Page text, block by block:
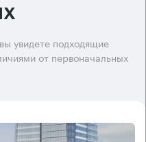
увидете подходящие
от первоначальных